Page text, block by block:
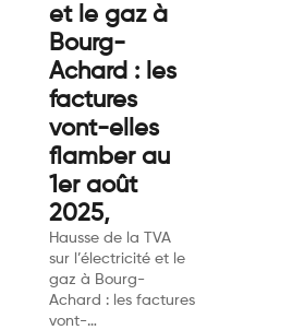
et le gaz à
Bourg-
Achard : les
factures
vont-elles
flamber au
1er août
2025,
Hausse de la TVA
sur l’électricité et le
gaz à Bourg-
Achard : les factures
vont-…